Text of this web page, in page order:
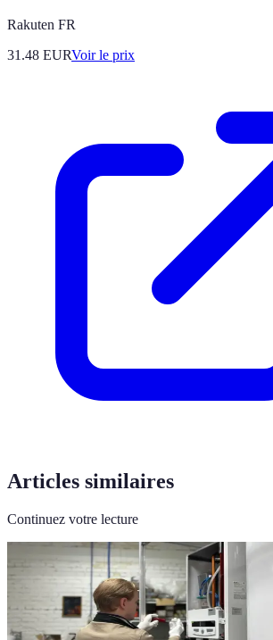
Rakuten FR
31.48 EURVoir le prix
Articles similaires
Continuez votre lecture